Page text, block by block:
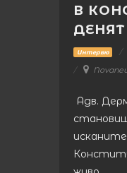
В
Интервю
Адв.